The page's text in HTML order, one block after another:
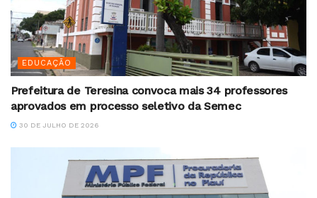
EDUCAÇÃO
Prefeitura de Teresina convoca mais 34 professores
aprovados em processo seletivo da Semec
30 DE JULHO DE 2026